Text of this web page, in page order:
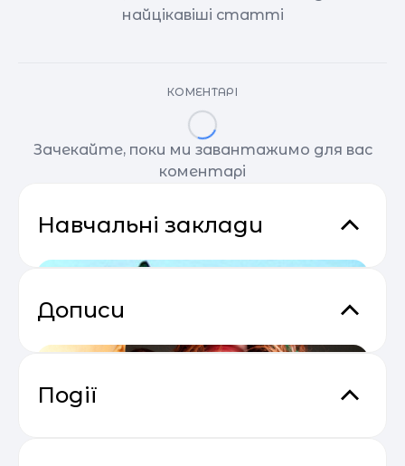
найцікавіші статті
КОМЕНТАРІ
Зачекайте, поки ми завантажимо для вас
коментарі
Навчальні заклади
Дописи
Події